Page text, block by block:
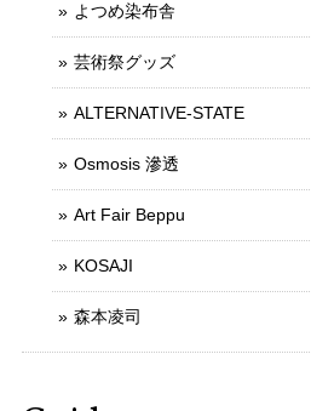
よつめ染布舎
芸術祭グッズ
ALTERNATIVE-STATE
Osmosis 滲透
Art Fair Beppu
KOSAJI
森本凌司